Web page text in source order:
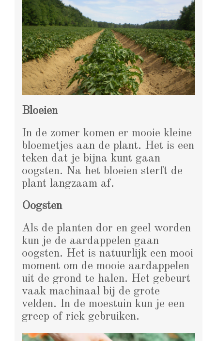
Bloeien
In de zomer komen er mooie kleine
bloemetjes aan de plant. Het is een
teken dat je bijna kunt gaan
oogsten. Na het bloeien sterft de
plant langzaam af.
Oogsten
Als de planten dor en geel worden
kun je de aardappelen gaan
oogsten. Het is natuurlijk een mooi
moment om de mooie aardappelen
uit de grond te halen. Het gebeurt
vaak machinaal bij de grote
velden. In de moestuin kun je een
greep of riek gebruiken.